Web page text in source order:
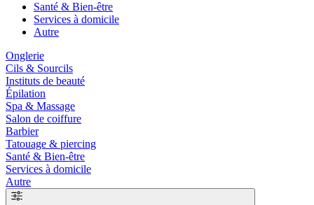
Santé & Bien-être
Services à domicile
Autre
Onglerie
Cils & Sourcils
Instituts de beauté
Épilation
Spa & Massage
Salon de coiffure
Barbier
Tatouage & piercing
Santé & Bien-être
Services à domicile
Autre